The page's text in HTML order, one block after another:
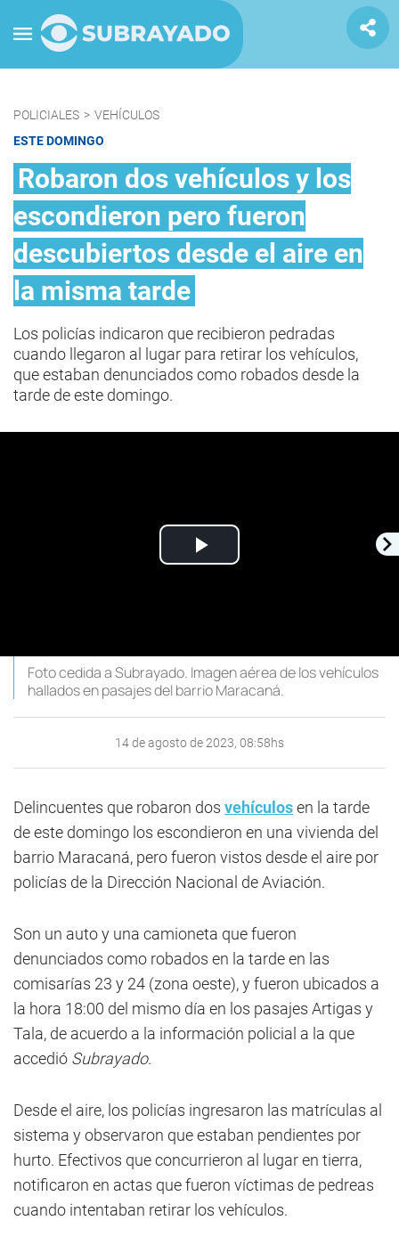
POLICIALES > VEHÍCULOS
ESTE DOMINGO
Robaron dos vehículos y los
escondieron pero fueron
descubiertos desde el aire en
la misma tarde
Los policías indicaron que recibieron pedradas
cuando llegaron al lugar para retirar los vehículos,
que estaban denunciados como robados desde la
tarde de este domingo.
Play
Foto cedida a Subrayado. Imagen aérea de los vehículos
hallados en pasajes del barrio Maracaná.
14 de agosto de 2023, 08:58hs
Delincuentes que robaron dos vehículosen la tarde
de este domingo los escondieron en una vivienda del
barrio Maracaná, pero fueron vistos desde el aire por
policías de la Dirección Nacional de Aviación.
Son un auto y una camioneta que fueron
denunciados como robados en la tarde en las
comisarías 23 y 24 (zona oeste), y fueron ubicados a
la hora 18:00 del mismo día en los pasajes Artigas y
Tala, de acuerdo a la información policial a la que
accedió Subrayado.
Desde el aire, los policías ingresaron las matrículas al
sistema y observaron que estaban pendientes por
hurto. Efectivos que concurrieron al lugar en tierra,
notificaron en actas que fueron víctimas de pedreas
cuando intentaban retirar los vehículos.